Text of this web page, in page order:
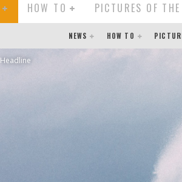
HOW TO PICTURES OF
NEWS HOW TO
Headline